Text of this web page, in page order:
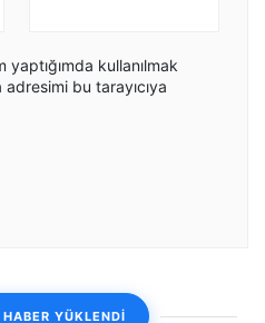
kullanılmak
bu tarayıcıya
YÜKLENDİ